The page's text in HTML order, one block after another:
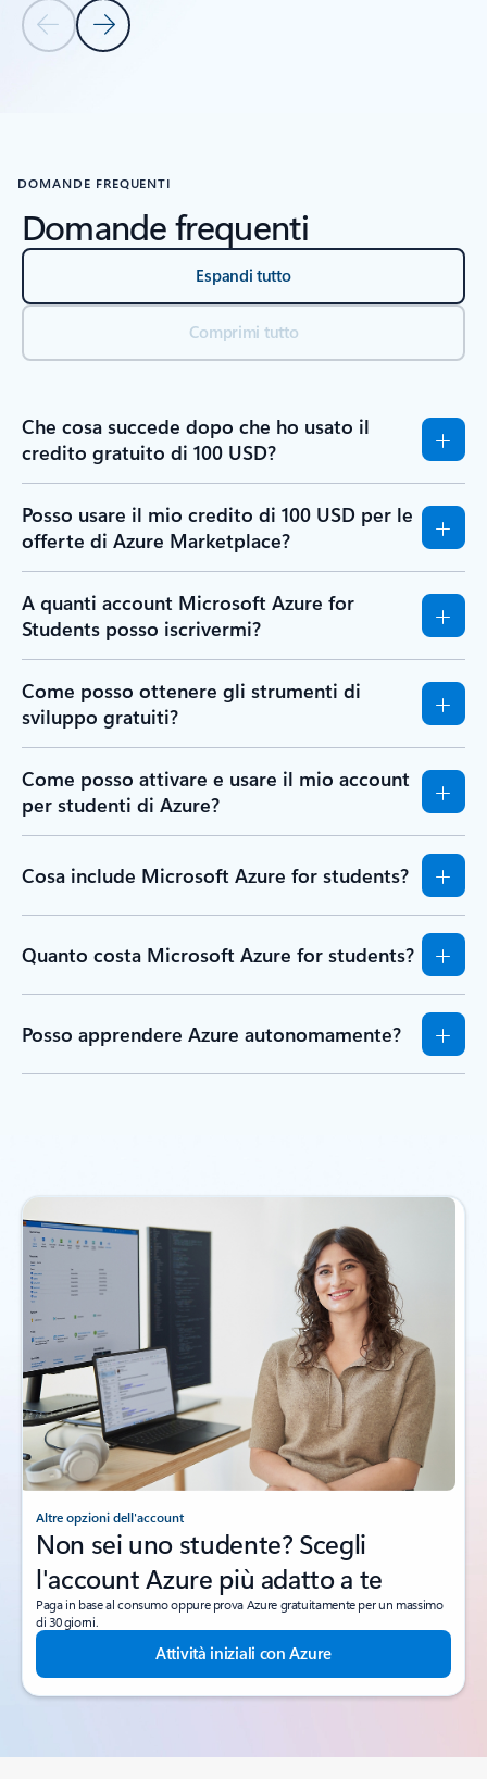
Diapositiva precedente
Diapositiva successiva
DOMANDE FREQUENTI
Domande frequenti
Espandi tutto
Comprimi tutto
Che cosa succede dopo che ho usato il
credito gratuito di 100 USD?
Posso usare il mio credito di 100 USD per le
offerte di Azure Marketplace?
A quanti account Microsoft Azure for
Students posso iscrivermi?
Come posso ottenere gli strumenti di
sviluppo gratuiti?
Come posso attivare e usare il mio account
per studenti di Azure?
Cosa include Microsoft Azure for students?
Quanto costa Microsoft Azure for students?
Posso apprendere Azure autonomamente?
Altre opzioni dell'account
Non sei uno studente? Scegli
l'account Azure più adatto a te
Paga in base al consumo oppure prova Azure gratuitamente per un massimo
di 30 giorni.
Attività iniziali con Azure